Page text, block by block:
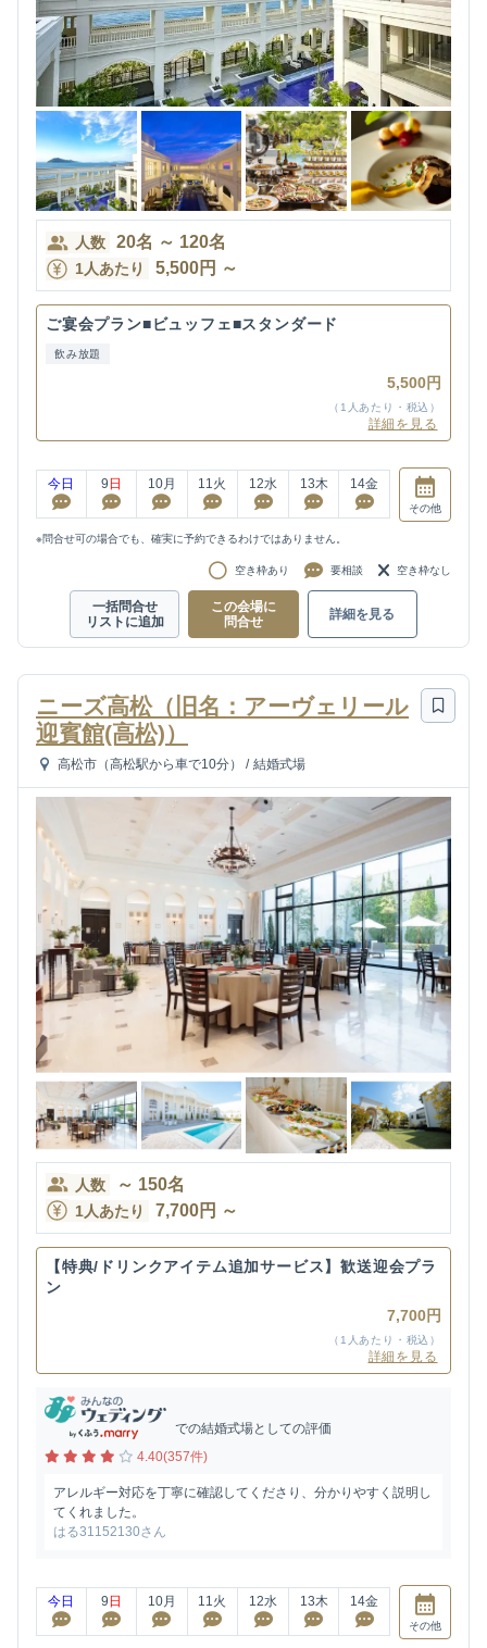
人数 20名 ～ 120名
1人あたり 5,500円 ～
ご宴会プラン■ビュッフェ■スタンダード
飲み放題
5,500円
（1人あたり・税込）
詳細を見る
今日 9 日 10月 11火 12水 13木 14金
その他
※問合せ可の場合でも、確実に予約できるわけではありません。
空き枠あり 要相談 空き枠なし
一括問合せ
リストに追加
この会場に
問合せ
詳細を見る
ニーズ高松（旧名：アーヴェリール
迎賓館(高松)）
高松市（高松駅から車で10分） / 結婚式場
人数 ～ 150名
1人あたり 7,700円 ～
【特典/ドリンクアイテム追加サービス】歓送迎会プラ
ン
7,700円
（1人あたり・税込）
詳細を見る
での結婚式場としての評価
4.40(357件)
アレルギー対応を丁寧に確認してくださり、分かりやすく説明し
てくれました。
はる31152130さん
今日 9 日 10月 11火 12水 13木 14金
その他